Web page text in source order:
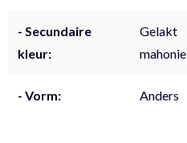
- Secundaire
kleur:
Gelakt
mahonie
- Vorm: Anders